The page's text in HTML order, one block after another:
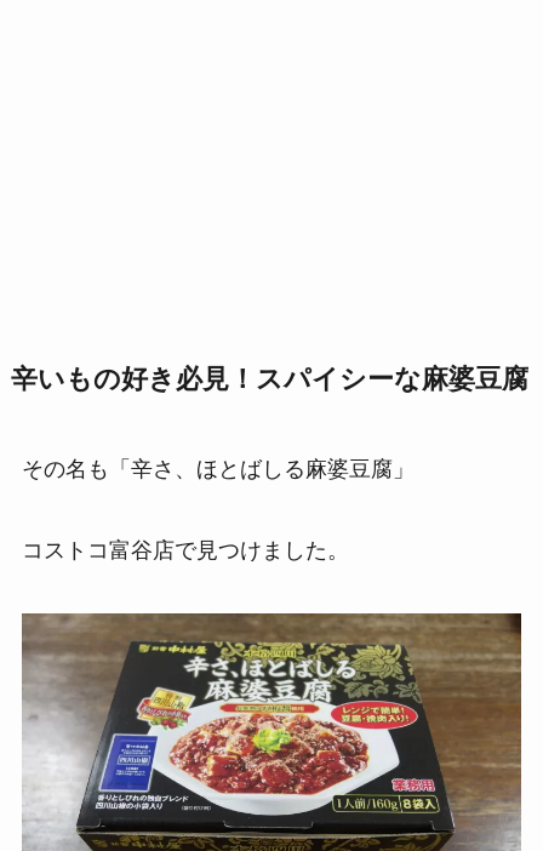
辛いもの好き必見！スパイシーな麻婆豆腐
その名も「辛さ、ほとばしる麻婆豆腐」
コストコ富谷店で見つけました。